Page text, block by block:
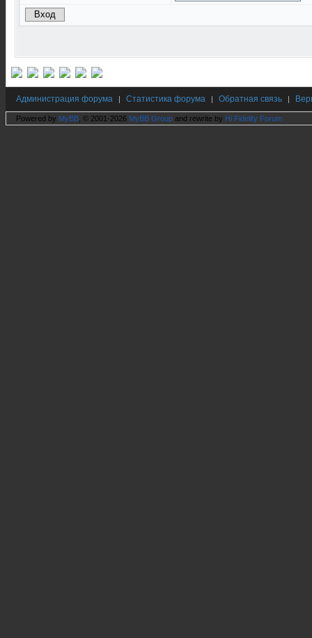
Администрация форума | Статистика форума | Обратная связь |
Powered by MyBB , © 2001-2026 MyBB Group and rewrite by Hi Fidelity Forum